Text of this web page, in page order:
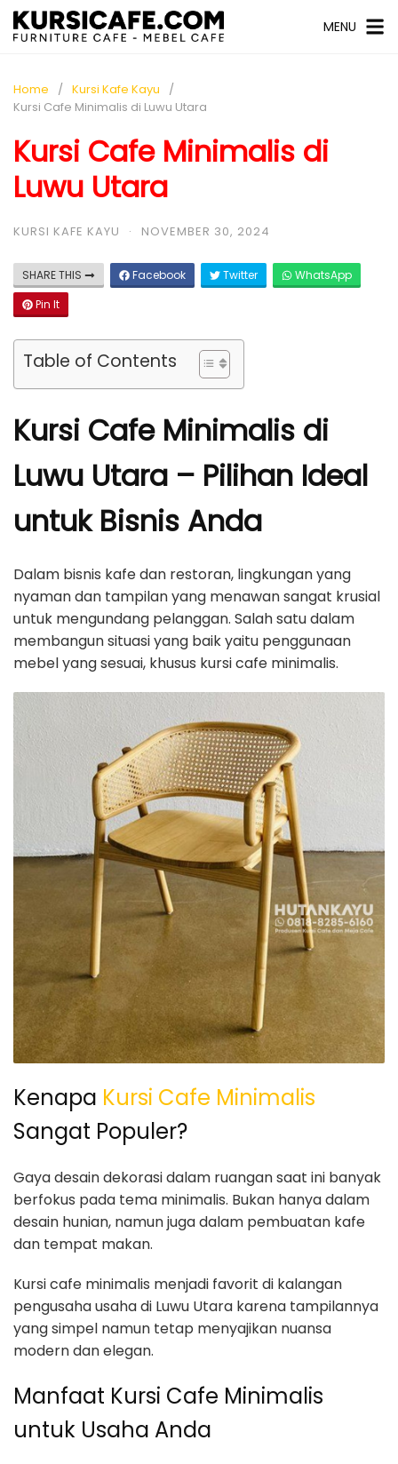
MENU
Home
Kursi Kafe Kayu
Kursi Cafe Minimalis di Luwu Utara
Kursi Cafe Minimalis di
Luwu Utara
KURSI KAFE KAYU · NOVEMBER 30, 2024
SHARE THIS Facebook Twitter
WhatsApp
Pin It
Table of Contents
Kursi Cafe Minimalis di
Luwu Utara – Pilihan Ideal
untuk Bisnis Anda
Dalam bisnis kafe dan restoran, lingkungan yang
nyaman dan tampilan yang menawan sangat krusial
untuk mengundang pelanggan. Salah satu dalam
membangun situasi yang baik yaitu penggunaan
mebel yang sesuai, khusus kursi cafe minimalis.
Kenapa Kursi Cafe Minimalis
Sangat Populer?
Gaya desain dekorasi dalam ruangan saat ini banyak
berfokus pada tema minimalis. Bukan hanya dalam
desain hunian, namun juga dalam pembuatan kafe
dan tempat makan.
Kursi cafe minimalis menjadi favorit di kalangan
pengusaha usaha di Luwu Utara karena tampilannya
yang simpel namun tetap menyajikan nuansa
modern dan elegan.
Manfaat Kursi Cafe Minimalis
untuk Usaha Anda